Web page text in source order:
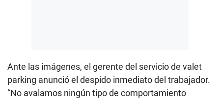
Ante las imágenes, el gerente del servicio de valet
parking anunció el despido inmediato del trabajador.
“No avalamos ningún tipo de comportamiento